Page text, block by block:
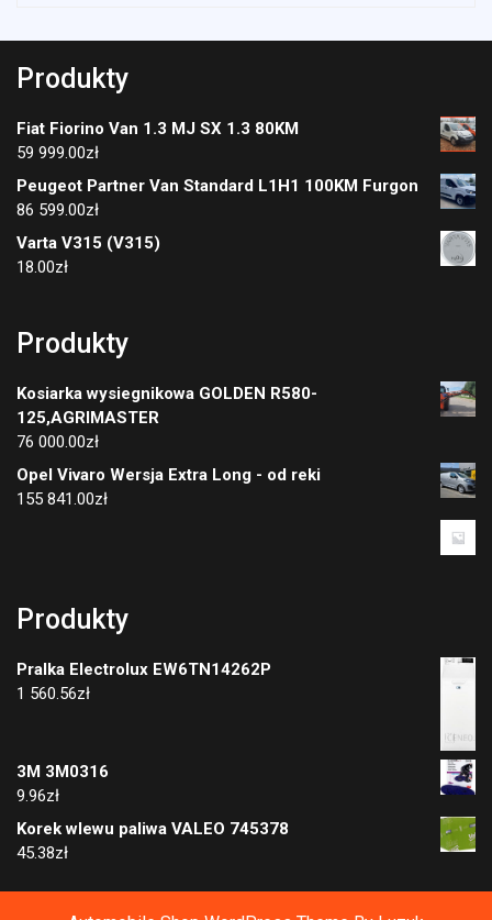
Produkty
Fiat Fiorino Van 1.3 MJ SX 1.3 80KM
59 999.00zł
Peugeot Partner Van Standard L1H1 100KM Furgon
86 599.00zł
Varta V315 (V315)
18.00zł
Produkty
Kosiarka wysiegnikowa GOLDEN R580-
125,AGRIMASTER
76 000.00zł
Opel Vivaro Wersja Extra Long - od reki
155 841.00zł
Produkty
Pralka Electrolux EW6TN14262P
1 560.56zł
3M 3M0316
9.96zł
Korek wlewu paliwa VALEO 745378
45.38zł